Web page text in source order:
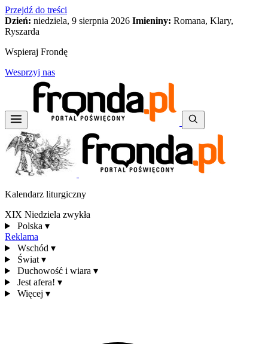
Przejdź do treści
Dzień: niedziela, 9 sierpnia 2026 Imieniny: Romana, Klary,
Ryszarda
Wspieraj Frondę
Wesprzyj nas
Kalendarz liturgiczny
XIX Niedziela zwykła
Polska ▾
Reklama
Wschód ▾
Świat ▾
Duchowość i wiara ▾
Jest afera! ▾
Więcej ▾